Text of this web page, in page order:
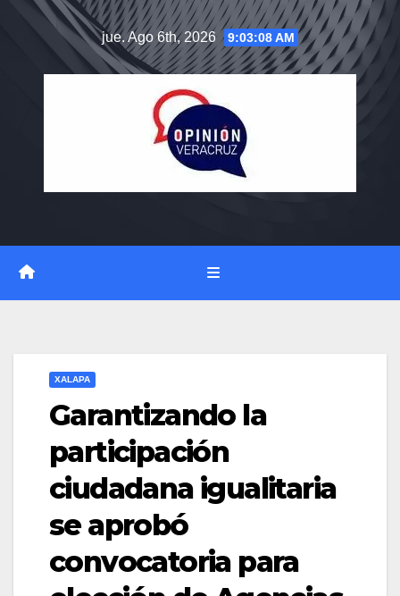
jue. Ago 6th, 2026 9:03:09 AM
XALAPA
Garantizando la
participación
ciudadana igualitaria
se aprobó
convocatoria para